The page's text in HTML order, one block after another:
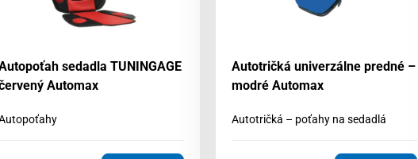
sedadla TUNINGAGE
Automax
Autotričká univerzálne predné –
modré Automax
Autotričká – poťahy na sedadlá